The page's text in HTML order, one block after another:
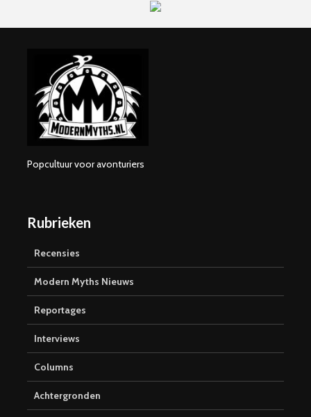
Popcultuur voor avonturiers
Rubrieken
Recensies
Modern Myths Nieuws
Reportages
Interviews
Columns
Achtergronden